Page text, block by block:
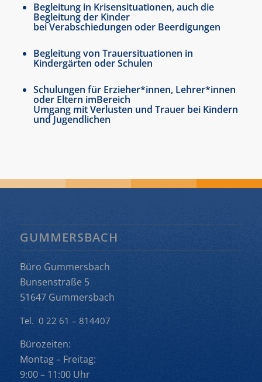
Begleitung in Krisensituationen, auch die
Begleitung der Kinder
bei Verabschiedungen oder Beerdigungen
Begleitung von Trauersituationen in
Kindergärten oder Schulen
Schulungen für Erzieher*innen, Lehrer*innen
oder Eltern imBereich
Umgang mit Verlusten und Trauer bei Kindern
und Jugendlichen
GUMMERSBACH
Büro Gummersbach
Bunsenstraße 5
51647 Gummersbach
Tel. 0 22 61 – 814407
Bürozeiten:
Montag – Freitag:
9:00 – 11:00 Uhr